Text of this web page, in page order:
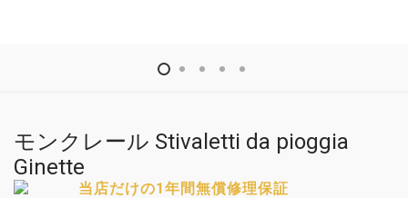
モンクレール Stivaletti da pioggia
Ginette
当店だけの1年間無償修理保証